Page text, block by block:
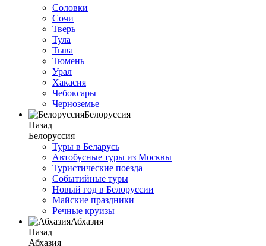
Соловки
Сочи
Тверь
Тула
Тыва
Тюмень
Урал
Хакасия
Чебоксары
Черноземье
Белоруссия
Назад
Белоруссия
Туры в Беларусь
Автобусные туры из Москвы
Туристические поезда
Событийные туры
Новый год в Белоруссии
Майские праздники
Речные круизы
Абхазия
Назад
Абхазия